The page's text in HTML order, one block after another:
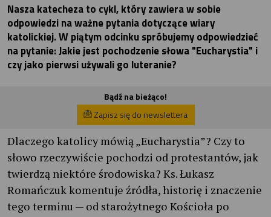
Nasza katecheza to cykl, który zawiera w sobie
odpowiedzi na ważne pytania dotyczące wiary
katolickiej. W piątym odcinku spróbujemy odpowiedzieć
na pytanie: Jakie jest pochodzenie słowa "Eucharystia" i
czy jako pierwsi używali go luteranie?
Bądź na bieżąco!
Zapisz się do newslettera
Dlaczego katolicy mówią „Eucharystia”? Czy to
słowo rzeczywiście pochodzi od protestantów, jak
twierdzą niektóre środowiska? Ks. Łukasz
Romańczuk komentuje źródła, historię i znaczenie
tego terminu — od starożytnego Kościoła po